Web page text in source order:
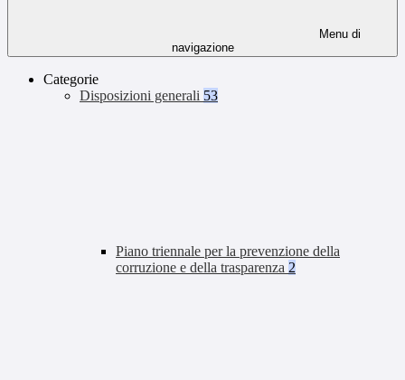
Menu di
navigazione
Categorie
Disposizioni generali 53
Piano triennale per la prevenzione della
corruzione e della trasparenza 2